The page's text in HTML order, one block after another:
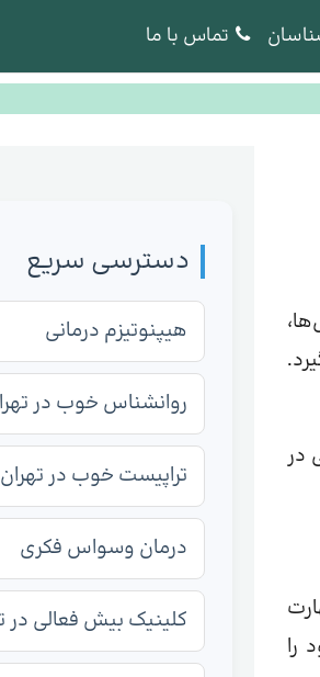
تماس با ما
در
را
دسترسی سریع
هیپنوتیزم درمانی
روانشناس خوب در
تراپیست خوب در تهران
درمان وسواس فکری
کلینیک بیش فعالی در